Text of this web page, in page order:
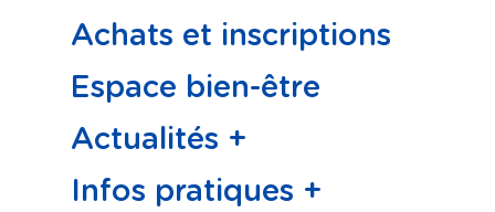
Achats et inscriptions
Espace bien-être
Actualités +
Infos pratiques +